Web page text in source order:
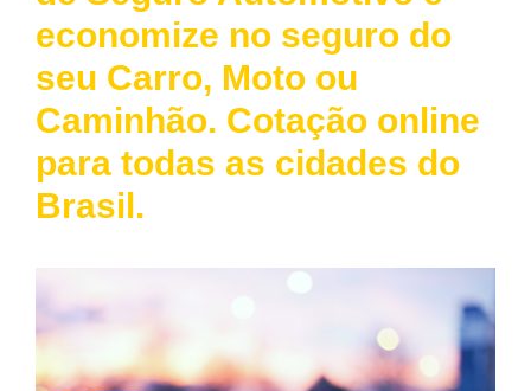
economize no seguro do
seu Carro, Moto ou
Caminhão. Cotação online
para todas as cidades do
Brasil.